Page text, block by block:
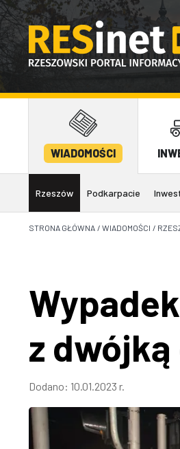
WIADOMOŚCI
Rzeszów Podkarpacie
STRONA GŁÓWNA / WIADOMOŚCI /
z
Dodano: 10.01.2023 r.